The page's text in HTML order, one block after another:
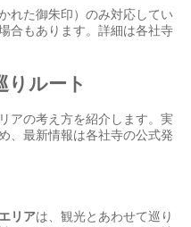
れた御朱印）のみ対応してい
合もあります。詳細は各社寺
りルート
アの考え方を紹介します。実
、最新情報は各社寺の公式発
リアは、観光とあわせて巡り